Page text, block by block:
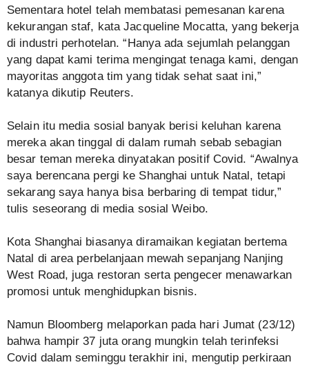
Sementara hotel telah membatasi pemesanan karena
kekurangan staf, kata Jacqueline Mocatta, yang bekerja
di industri perhotelan. “Hanya ada sejumlah pelanggan
yang dapat kami terima mengingat tenaga kami, dengan
mayoritas anggota tim yang tidak sehat saat ini,”
katanya dikutip Reuters.
Selain itu media sosial banyak berisi keluhan karena
mereka akan tinggal di dalam rumah sebab sebagian
besar teman mereka dinyatakan positif Covid. “Awalnya
saya berencana pergi ke Shanghai untuk Natal, tetapi
sekarang saya hanya bisa berbaring di tempat tidur,”
tulis seseorang di media sosial Weibo.
Kota Shanghai biasanya diramaikan kegiatan bertema
Natal di area perbelanjaan mewah sepanjang Nanjing
West Road, juga restoran serta pengecer menawarkan
promosi untuk menghidupkan bisnis.
Namun Bloomberg melaporkan pada hari Jumat (23/12)
bahwa hampir 37 juta orang mungkin telah terinfeksi
Covid dalam seminggu terakhir ini, mengutip perkiraan